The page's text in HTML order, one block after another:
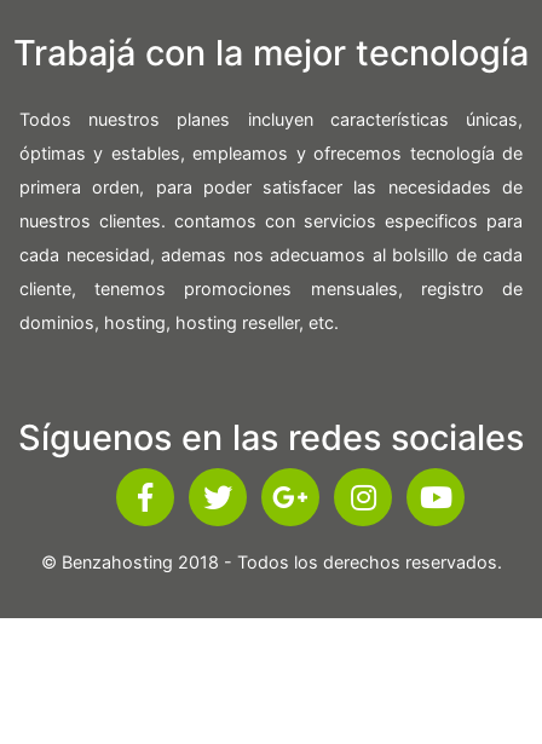
Trabajá con la mejor tecnología
Todos nuestros planes incluyen características únicas,
óptimas y estables, empleamos y ofrecemos tecnología de
primera orden, para poder satisfacer las necesidades de
nuestros clientes. contamos con servicios especificos para
cada necesidad, ademas nos adecuamos al bolsillo de cada
cliente, tenemos promociones mensuales, registro de
dominios, hosting, hosting reseller, etc.
Síguenos en las redes sociales
© Benzahosting 2018 - Todos los derechos reservados.